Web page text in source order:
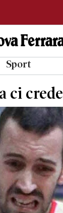
Sport
ci crede